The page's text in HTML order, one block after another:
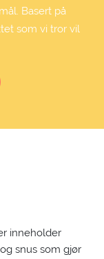
Basert på
som vi tror vil
inneholder
snus som gjør